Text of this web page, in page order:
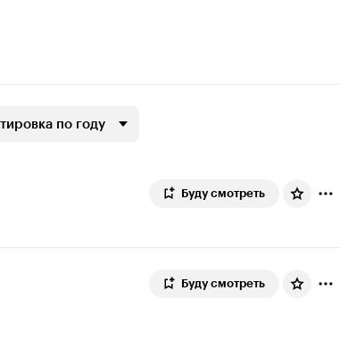
по году
Буду смотреть
Буду смотреть